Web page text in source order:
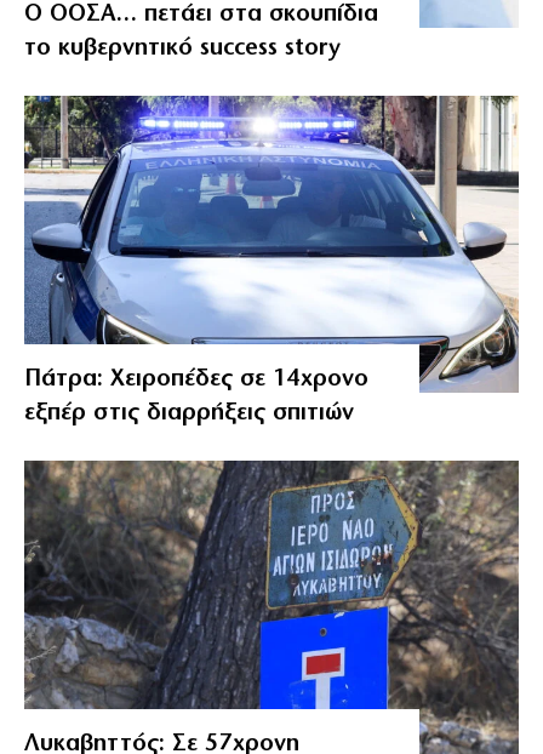
Ο ΟΟΣΑ… πετάει στα σκουπίδια
το κυβερνητικό success story
Πάτρα: Χειροπέδες σε 14χρονο
εξπέρ στις διαρρήξεις σπιτιών
Λυκαβηττός: Σε 57χρονη